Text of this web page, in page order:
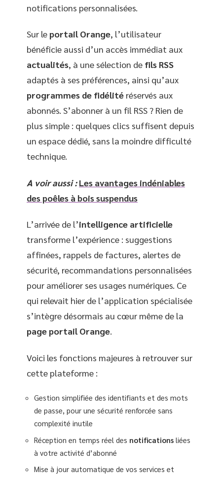
notifications personnalisées.
Sur le portail Orange, l’utilisateur
bénéficie aussi d’un accès immédiat aux
actualités, à une sélection de fils RSS
adaptés à ses préférences, ainsi qu’aux
programmes de fidélité réservés aux
abonnés. S’abonner à un fil RSS ? Rien de
plus simple : quelques clics suffisent depuis
un espace dédié, sans la moindre difficulté
technique.
A voir aussi : Les avantages indéniables
des poêles à bois suspendus
L’arrivée de l’intelligence artificielle
transforme l’expérience : suggestions
affinées, rappels de factures, alertes de
sécurité, recommandations personnalisées
pour améliorer ses usages numériques. Ce
qui relevait hier de l’application spécialisée
s’intègre désormais au cœur même de la
page portail Orange.
Voici les fonctions majeures à retrouver sur
cette plateforme :
Gestion simplifiée des identifiants et des mots
de passe, pour une sécurité renforcée sans
complexité inutile
Réception en temps réel des notifications liées
à votre activité d’abonné
Mise à jour automatique de vos services et